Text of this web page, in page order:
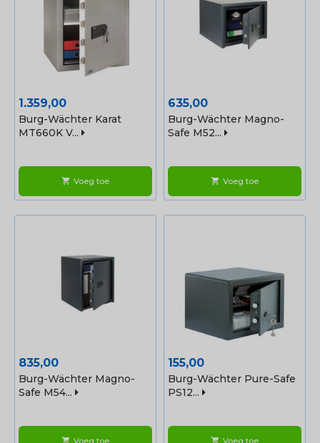
Prijs
1.359,00
Burg-Wächter Karat
MT660K V...
shopping_cart Voeg toe
Prijs
635,00
Burg-Wächter Magno-
Safe M52...
shopping_cart Voeg toe
Prijs
835,00
Burg-Wächter Magno-
Safe M54...
shopping_cart Voeg toe
Prijs
155,00
Burg-Wächter Pure-Safe
PS12...
shopping_cart Voeg toe